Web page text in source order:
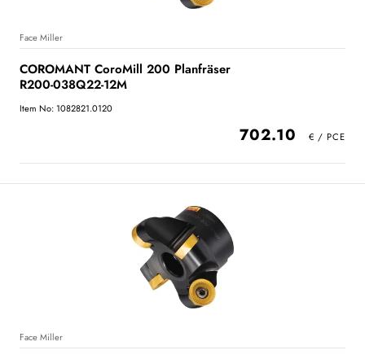
Face Miller
COROMANT CoroMill 200 Planfräser
R200-038Q22-12M
Item No: 1082821.0120
702.10
Face Miller